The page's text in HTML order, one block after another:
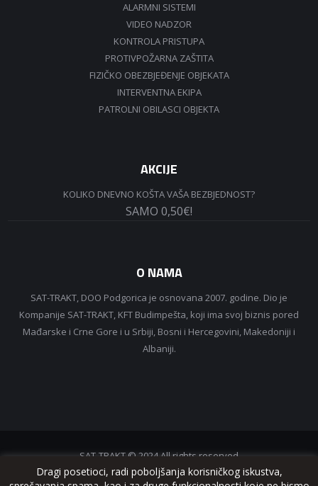
ALARMNI SISTEMI
VIDEO NADZOR
KONTROLA PRISTUPA
PROTIVPOŽARNA ZAŠTITA
FIZIČKO OBEZBJEĐENJE OBJEKATA
INTERVENTNA EKIPA
PATROLNI OBILASCI OBJEKTA
AKCIJE
KOLIKO DNEVNO KOŠTA VAŠA BEZBJEDNOST?
SAMO 0,50€!
O NAMA
SAT-TRAKT, DOO Podgorica je osnovana 2007. godine. Dio je
Kompanije SAT-TRAKT, KFT Budimpešta, koji ima svoj biznis pored
Mađarske i Crne Gore i u Srbiji, Bosni i Hercegovini, Makedoniji i
Albaniji.
SAT-TRAKT © 2024 All rights reserved
Dragi posetioci, radi poboljšanja korisničkog iskustva,